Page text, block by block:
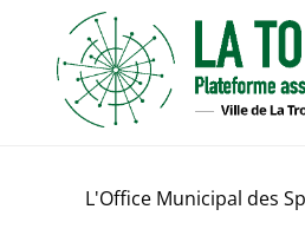
Panneau de gestion des cookies
L'Office Municipal des